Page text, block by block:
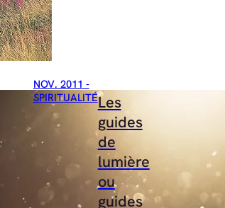
NOV. 2011 -
SPIRITUALITÉLes
guides
de
lumière
ou
guides